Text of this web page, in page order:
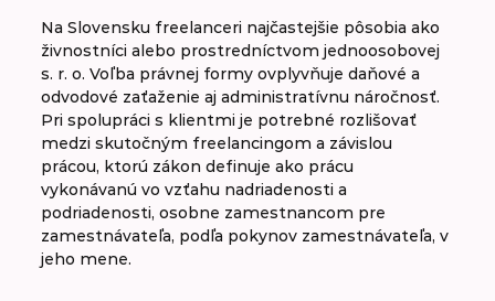
Na Slovensku freelanceri najčastejšie pôsobia ako
živnostníci alebo prostredníctvom jednoosobovej
s. r. o. Voľba právnej formy ovplyvňuje daňové a
odvodové zaťaženie aj administratívnu náročnosť.
Pri spolupráci s klientmi je potrebné rozlišovať
medzi skutočným freelancingom a závislou
prácou, ktorú zákon definuje ako prácu
vykonávanú vo vzťahu nadriadenosti a
podriadenosti, osobne zamestnancom pre
zamestnávateľa, podľa pokynov zamestnávateľa, v
jeho mene.